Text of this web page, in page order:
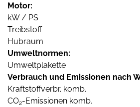
Motor:
kW / PS
Treibstoff
Hubraum
Umweltnormen:
Umweltplakette
Verbrauch und Emissionen nach
Kraftstoffverbr. komb.
CO2-Emissionen komb.